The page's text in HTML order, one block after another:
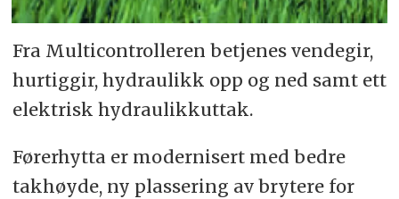
Fra Multicontrolleren betjenes vendegir,
hurtiggir, hydraulikk opp og ned samt ett
elektrisk hydraulikkuttak.
Førerhytta er modernisert med bedre
takhøyde, ny plassering av brytere for